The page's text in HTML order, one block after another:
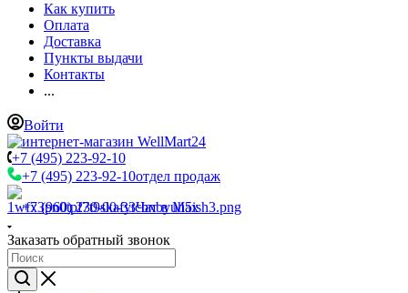
Как купить
Оплата
Доставка
Пункты выдачи
Контакты
...
Войти
+7 (495) 223-92-10
+7 (495) 223-92-10отдел продаж
+7 (960) 230-00-33Чат в Max
Заказать обратный звонок